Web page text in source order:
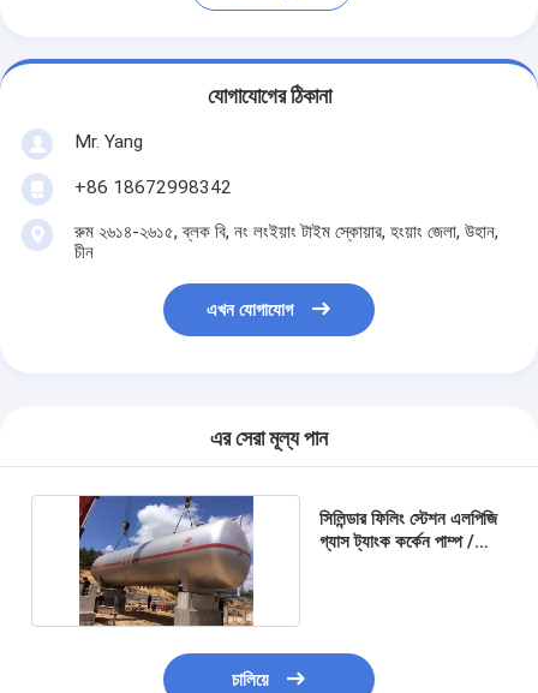
যোগাযোগের ঠিকানা
Mr. Yang
+86 18672998342
রুম ২৬১৪-২৬১৫, ব্লক বি, নং লংইয়াং টাইম স্কোয়ার, হংয়াং জেলা, উহান,
চীন
এখন যোগাযোগ
এর সেরা মূল্য পান
সিলিন্ডার ফিলিং স্টেশন এলপিজি
গ্যাস ট্যাংক কর্কেন পাম্প /
চালিয়ে